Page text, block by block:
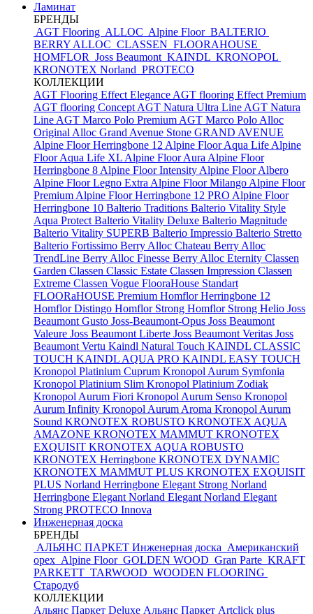
Ламинат
БРЕНДЫ
AGT Flooring ALLOC Alpine Floor BALTERIO
BERRY ALLOC CLASSEN FLOORAHOUSE
HOMFLOR Joss Beaumont KAINDL KRONOPOL
KRONOTEX Norland PROTECO
КОЛЛЕКЦИИ
AGT Flooring Effect Elegance AGT flooring Effect Premium
AGT flooring Concept AGT Natura Ultra Line AGT Natura
Line AGT Marco Polo Premium AGT Marco Polo Alloc
Original Alloc Grand Avenue Stone GRAND AVENUE
Alpine Floor Herringbone 12 Alpine Floor Aqua Life Alpine
Floor Aqua Life XL Alpine Floor Aura Alpine Floor
Herringbone 8 Alpine Floor Intensity Alpine Floor Albero
Alpine Floor Legno Extra Alpine Floor Milango Alpine Floor
Premium Alpine Floor Herringbone 12 PRO Alpine Floor
Herringbone 10 Balterio Traditions Balterio Vitality Style
Aqua Protect Balterio Vitality Deluxe Balterio Magnitude
Balterio Vitality SUPERB Balterio Impressio Balterio Stretto
Balterio Fortissimo Berry Alloc Chateau Berry Alloc
TrendLine Berry Alloc Finesse Berry Alloc Eternity Classen
Garden Classen Classic Estate Classen Impression Classen
Extreme Classen Vogue FlooraHouse Standart
FLOORaHOUSE Premium Homflor Herringbone 12
Homflor Distingo Homflor Strong Homflor Strong Helio Joss
Beaumont Gusto Joss-Beaumont-Opus Joss Beaumont
Valeure Joss Beaumont Liberte Joss Beaumont Veritas Joss
Beaumont Vertu Kaindl Natural Touch KAINDL CLASSIC
TOUCH KAINDL AQUA PRO KAINDL EASY TOUCH
Kronopol Platinium Cuprum Kronopol Aurum Symfonia
Kronopol Platinium Slim Kronopol Platinium Zodiak
Kronopol Aurum Fiori Kronopol Aurum Senso Kronopol
Aurum Infinity Kronopol Aurum Aroma Kronopol Aurum
Sound KRONOTEX ROBUSTO KRONOTEX AQUA
AMAZONE KRONOTEX MAMMUT KRONOTEX
EXQUISIT KRONOTEX AQUA ROBUSTO
KRONOTEX Herringbone KRONOTEX DYNAMIC
KRONOTEX MAMMUT PLUS KRONOTEX EXQUISIT
PLUS Norland Herringbone Elegant Strong Norland
Herringbone Elegant Norland Elegant Norland Elegant
Strong PROTECO Innova
Инженерная доска
БРЕНДЫ
АЛЬЯНС ПАРКЕТ Инженерная доска Американский
орех Alpine Floor GOLDEN WOOD Gran Parte KRAFT
PARKETT TARWOOD WOODEN FLOORING
Стародуб
КОЛЛЕКЦИИ
Альянс Паркет Deluxe Альянс Паркет Artclick plus